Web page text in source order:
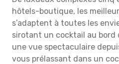
hôtels-boutique, les
s’adaptent à toutes les
sirotant un cocktail au bord
une vue spectaculaire
vous prélassant dans un